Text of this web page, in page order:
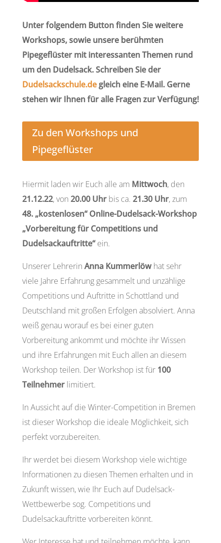
Unter folgendem Button finden Sie weitere
Workshops, sowie unsere berühmten
Pipegeflüster mit interessanten Themen rund
um den Dudelsack. Schreiben Sie der
Dudelsackschule.degleich eine E-Mail. Gerne
stehen wir Ihnen für alle Fragen zur Verfügung!
Zu den Workshops und
Pipegeflüster
Hiermit laden wir Euch alle am Mittwoch, den
21.12.22, von 20.00 Uhrbis ca. 21.30 Uhr, zum
48. „kostenlosen“ Online-Dudelsack-Workshop
„Vorbereitung für Competitions und
Dudelsackauftritte“ein.
Unserer Lehrerin Anna Kummerlöwhat sehr
viele Jahre Erfahrung gesammelt und unzählige
Competitions und Auftritte in Schottland und
Deutschland mit großen Erfolgen absolviert. Anna
weiß genau worauf es bei einer guten
Vorbereitung ankommt und möchte ihr Wissen
und ihre Erfahrungen mit Euch allen an diesem
Workshop teilen. Der Workshop ist für 100
Teilnehmerlimitiert.
In Aussicht auf die Winter-Competition in Bremen
ist dieser Workshop die ideale Möglichkeit, sich
perfekt vorzubereiten.
Ihr werdet bei diesem Workshop viele wichtige
Informationen zu diesen Themen erhalten und in
Zukunft wissen, wie Ihr Euch auf Dudelsack-
Wettbewerbe sog. Competitions und
Dudelsackauftritte vorbereiten könnt.